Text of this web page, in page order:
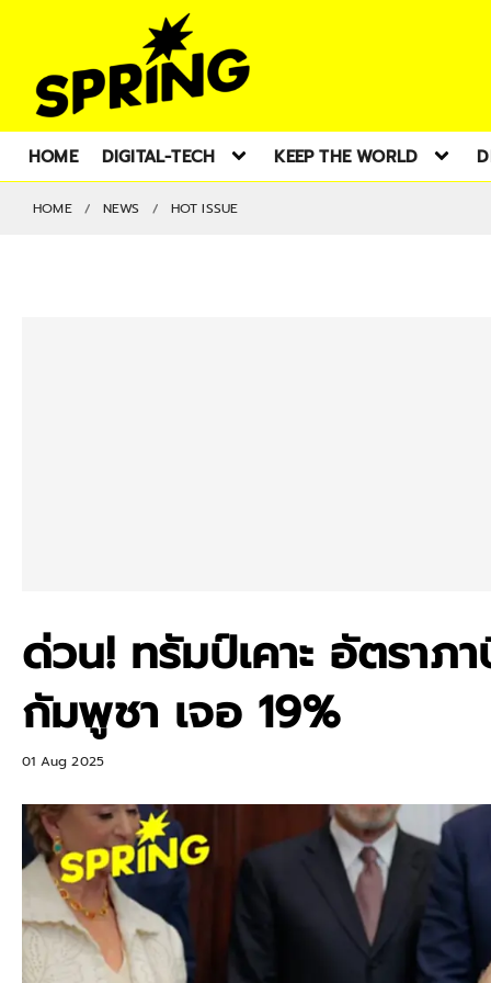
HOME DIGITAL-TECH KEEP THE WORLD
HOME NEWS HOT ISSUE
ด่วน! ทรัมป์เคาะ อัตราภ
กัมพูชา เจอ 19%
01 Aug 2025